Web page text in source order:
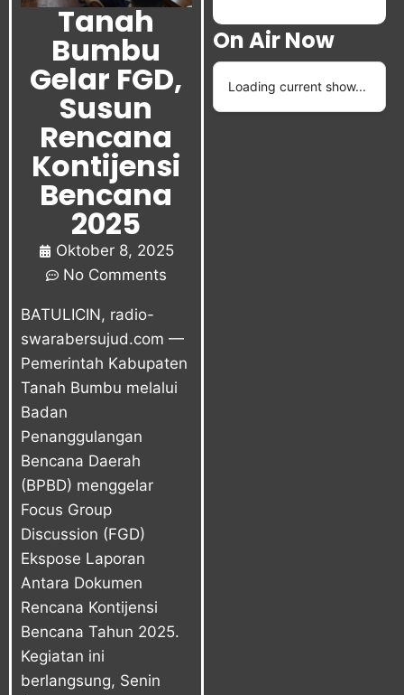
Tanah
Bumbu
Gelar FGD,
Susun
Rencana
Kontijensi
Bencana
2025
Oktober 8, 2025
No Comments
BATULICIN, radio-
swarabersujud.com —
Pemerintah Kabupaten
Tanah Bumbu melalui
Badan
Penanggulangan
Bencana Daerah
(BPBD) menggelar
Focus Group
Discussion (FGD)
Ekspose Laporan
Antara Dokumen
Rencana Kontijensi
Bencana Tahun 2025.
Kegiatan ini
berlangsung, Senin
On Air Now
Loading current show...